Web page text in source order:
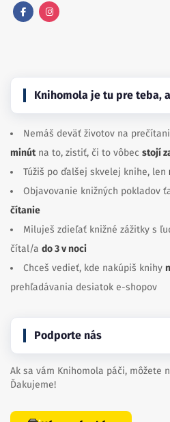
Knihomola je tu pre teba,
Nemáš deväť životov na
minútna to, zistiť, či to vôbec stojí
Túžiš po ďalšej skvelej knihe, len
Objavovanie knižných pokladov
čítanie
Miluješ zdieľať knižné zážitky s
čítal/a do 3 v noci
Chceš vedieť, kde nakúpiš knihy
prehľadávania desiatok e-shopov
Podporte nás
Ak sa vám Knihomola páči, môžete
Ďakujeme!